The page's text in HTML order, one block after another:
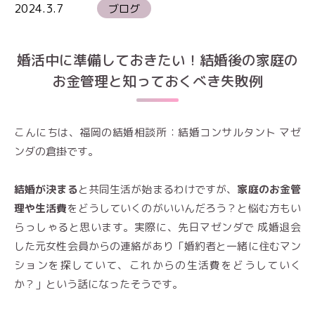
2024.3.7 ブログ
婚活中に準備しておきたい！結婚後の家庭の
お金管理と知っておくべき失敗例
こんにちは、福岡の結婚相談所：結婚コンサルタント マゼ
ンダの倉掛です。
結婚が決まると共同生活が始まるわけですが、 家庭のお金管
理や生活費をどうしていくのがいいんだろう？と悩む方もい
らっしゃると思います。実際に、先日マゼンダで 成婚退会
した元女性会員からの連絡があり「婚約者と一緒に住むマン
ションを探していて、これからの生活費をどうしていく
か？」という話になったそうです。